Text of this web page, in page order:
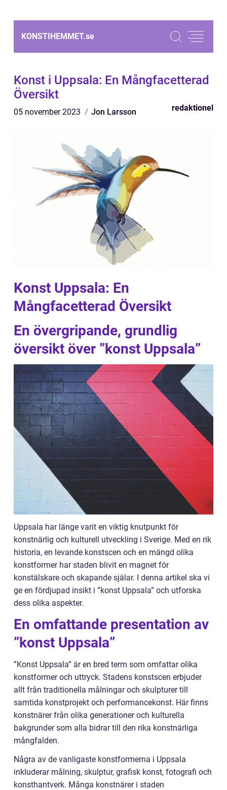
KONSTIHEMMET.se
Konst i Uppsala: En Mångfacetterad
Översikt
05 november 2023 Jon Larsson redaktionel
Konst Uppsala: En
Mångfacetterad Översikt
En övergripande, grundlig
översikt över ”konst Uppsala”
Uppsala har länge varit en viktig knutpunkt för
konstnärlig och kulturell utveckling i Sverige. Med en rik
historia, en levande konstscen och en mängd olika
konstformer har staden blivit en magnet för
konstälskare och skapande själar. I denna artikel ska vi
ge en fördjupad insikt i ”konst Uppsala” och utforska
dess olika aspekter.
En omfattande presentation av
”konst Uppsala”
”Konst Uppsala” är en bred term som omfattar olika
konstformer och uttryck. Stadens konstscen erbjuder
allt från traditionella målningar och skulpturer till
samtida konstprojekt och performancekonst. Här finns
konstnärer från olika generationer och kulturella
bakgrunder som alla bidrar till den rika konstnärliga
mångfalden.
Några av de vanligaste konstformerna i Uppsala
inkluderar målning, skulptur, grafisk konst, fotografi och
konsthantverk. Många konstnärer i staden